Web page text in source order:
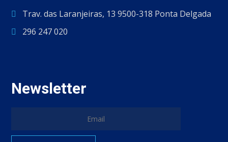
Trav. das Laranjeiras, 13 9500-318 Ponta Delgada
296 247 020
Newsletter